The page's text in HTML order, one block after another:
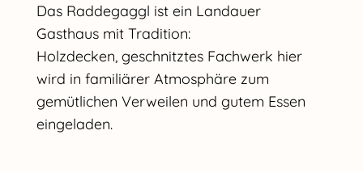
Das Raddegaggl ist ein Landauer
Gasthaus mit Tradition:
Holzdecken, geschnitztes Fachwerk hier
wird in familiärer Atmosphäre zum
gemütlichen Verweilen und gutem Essen
eingeladen.